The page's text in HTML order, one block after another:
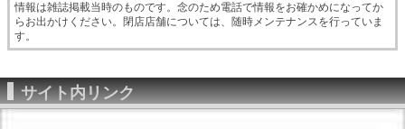
情報は雑誌掲載当時のものです。念のため電話で情報をお確かめになってか
らお出かけください。閉店店舗については、随時メンテナンスを行っていま
す。
サイト内リンク